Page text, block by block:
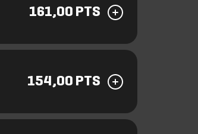
161,00 PTS
154,00 PTS